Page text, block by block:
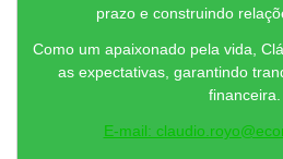
prazo e construindo
Como um apaixonado pela vida,
as expectativas, garantindo
financeira.
E-mail: